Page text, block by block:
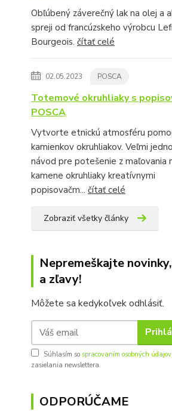
Obľúbený záverečný lak na olej a
spreji od francúzskeho výrobcu
Bourgeois. čítať celé
02.05.2023 POSCA
Totemové okruhliaky s
POSCA
Vytvorte etnickú atmosféru
kamienkov okruhliakov. Veľmi
návod pre potešenie z maľovania
kamene okruhliaky kreatívnymi
popisovačm... čítať celé
Zobraziť všetky články
Nepremeškajte
a zľavy!
Môžete sa kedykoľvek odhlásiť.
Súhlasím so spracovaním osobných údajov
zasielania newslettera.
ODPORÚČAME